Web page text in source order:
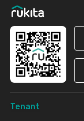
Tenant